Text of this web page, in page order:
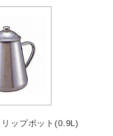
ップポット(0.9L)